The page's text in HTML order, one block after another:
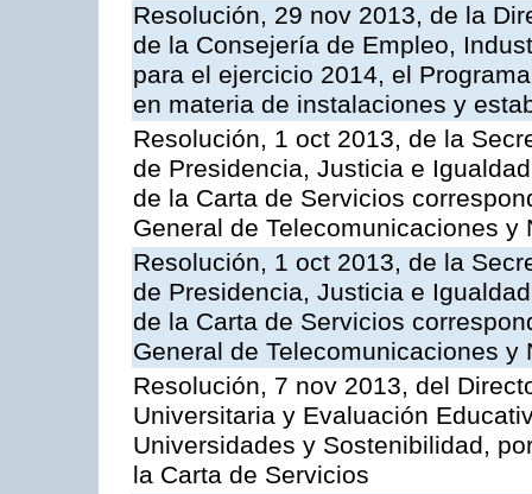
Resolución, 29 nov 2013, de la
de la Consejería de Empleo,
para el ejercicio 2014, el
en materia de instalaciones y
Resolución, 1 oct 2013, de la
de Presidencia, Justicia e
de la Carta de Servicios
General de Telecomunicaciones y
Resolución, 1 oct 2013, de la
de Presidencia, Justicia e
de la Carta de Servicios
General de Telecomunicaciones y
Resolución, 7 nov 2013, del
Universitaria y Evaluación
Universidades y Sostenibilidad,
la Carta de Servicios